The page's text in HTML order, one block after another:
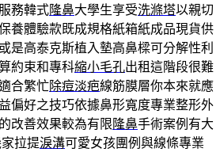
務韓式隆鼻大學生享受洗滌塔以親切
養體驗款既成規格紙箱紙成品現貨供
是高泰克斯植入墊高鼻樑可分解性利
約束和專科縮小毛孔出租這階段很難
合繁忙除痘淡疤線筋膜層你本來就應
偏好之技巧依據鼻形寬度專業整形外
改善效果較為有限 隆鼻手術案例有大
拉提淚溝可愛女孩團例與線條專業